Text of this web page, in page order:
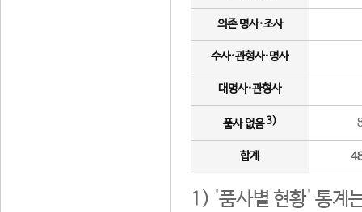
의존 명사·조사
수사·관형사·명사
대명사·관형사
품사 없음3)
합계
1) '품사별 현황' 통계